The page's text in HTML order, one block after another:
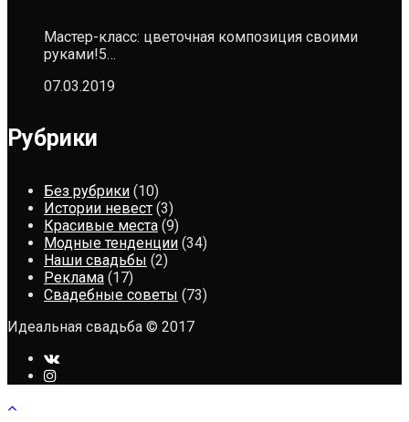
Мастер-класс: цветочная композиция своими
руками!5…
07.03.2019
Рубрики
Без рубрики (10)
Истории невест (3)
Красивые места (9)
Модные тенденции (34)
Наши свадьбы (2)
Реклама (17)
Свадебные советы (73)
Идеальная свадьба © 2017